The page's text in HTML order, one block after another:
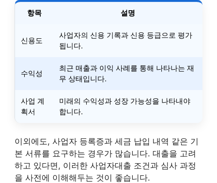
항목 설명
신용도
사업자의 신용 기록과 신용 등급으로 평가
됩니다.
수익성
최근 매출과 이익 사례를 통해 나타나는 재
무 상태입니다.
사업 계
획서
미래의 수익성과 성장 가능성을 나타내야
합니다.
이외에도, 사업자 등록증과 세금 납입 내역 같은 기
본 서류를 요구하는 경우가 많습니다. 대출을 고려
하고 있다면, 이러한 사업자대출 조건과 심사 과정
을 사전에 이해해두는 것이 좋습니다.